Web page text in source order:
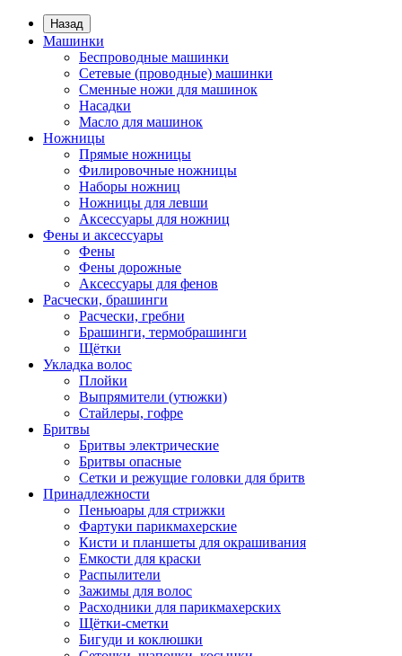
Назад
Машинки
Беспроводные машинки
Сетевые (проводные) машинки
Сменные ножи для машинок
Насадки
Масло для машинок
Ножницы
Прямые ножницы
Филировочные ножницы
Наборы ножниц
Ножницы для левши
Аксессуары для ножниц
Фены и аксессуары
Фены
Фены дорожные
Аксессуары для фенов
Расчески, брашинги
Расчески, гребни
Брашинги, термобрашинги
Щётки
Укладка волос
Плойки
Выпрямители (утюжки)
Стайлеры, гофре
Бритвы
Бритвы электрические
Бритвы опасные
Сетки и режущие головки для бритв
Принадлежности
Пеньюары для стрижки
Фартуки парикмахерские
Кисти и планшеты для окрашивания
Емкости для краски
Распылители
Зажимы для волос
Расходники для парикмахерских
Щётки-сметки
Бигуди и коклюшки